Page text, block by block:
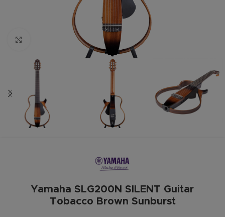
Zum vergrößern anklicken
Yamaha SLG200N SILENT Guitar
Tobacco Brown Sunburst